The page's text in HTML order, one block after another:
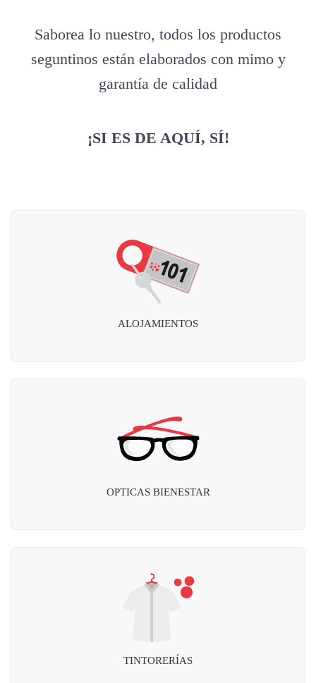
Saborea lo nuestro, todos los productos
seguntinos están elaborados con mimo y
garantía de calidad
¡SI ES DE AQUÍ, SÍ!
ALOJAMIENTOS
OPTICAS BIENESTAR
TINTORERÍAS